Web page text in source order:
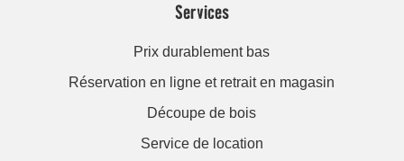
Services
Prix durablement bas
Réservation en ligne et retrait en magasin
Découpe de bois
Service de location